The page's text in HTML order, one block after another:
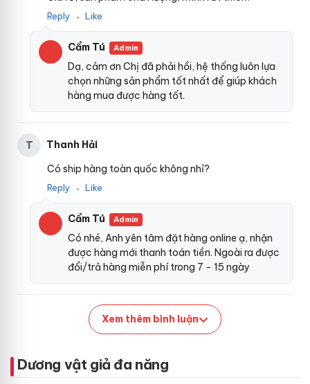
Reply ● Like
Cẩm Tú Admin
Dạ, cảm ơn Chị đã phải hồi, hệ thống luôn lựa
chọn những sản phẩm tốt nhất để giúp khách
hàng mua được hàng tốt.
T
Thanh Hải
Có ship hàng toàn quốc không nhỉ?
Reply ● Like
Cẩm Tú Admin
Có nhé, Anh yên tâm đặt hàng online ạ, nhận
được hàng mới thanh toán tiền. Ngoài ra được
đổi/trả hàng miễn phí trong 7 - 15 ngày
Xem thêm bình luận
Dương vật giả đa năng